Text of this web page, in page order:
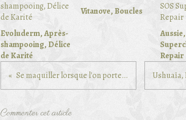
Evoluderm, Après-
shampooing, Délice
de Karité
Vitanove, Boucles
Repair
Se maquiller lorsque l'on porte des lunettes
Commenter cet article